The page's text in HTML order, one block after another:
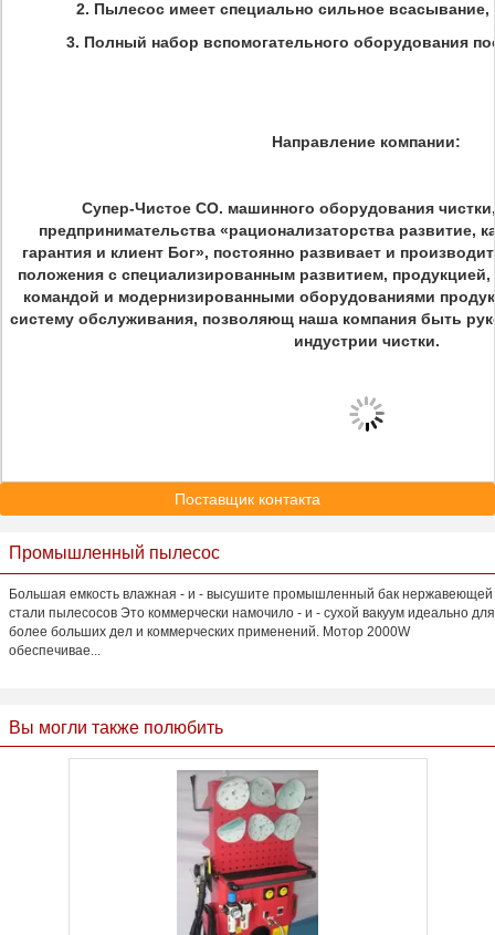
2. Пылесос имеет специально сильное
3. Полный набор вспомогательного оборудования
Направление компании:
Супер-Чистое CO. машинного оборудования
предпринимательства «рационализаторства развитие,
гарантия и клиент Бог», постоянно развивает и
положения с специализированным развитием, продукцией,
командой и модернизированными оборудованиями
систему обслуживания, позволяющ наша компания быть
индустрии чистки.
Поставщик контакта
Промышленный пылесос
Большая емкость влажная - и - высушите промышленный бак нержавеющей
стали пылесосов Это коммерчески намочило - и - сухой вакуум идеально для
более больших дел и коммерческих применений. Мотор 2000W
обеспечивае...
Вы могли также полюбить